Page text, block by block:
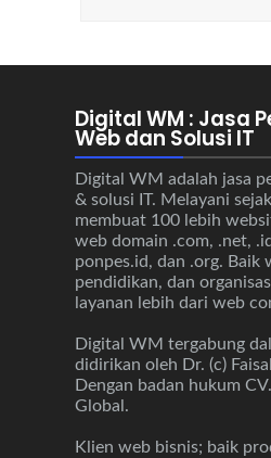
Digital WM : Jasa
Web dan Solusi IT
Digital WM adalah jasa
& solusi IT. Melayani
membuat 100 lebih
web domain .com, .net,
ponpes.id, dan .org. Baik
pendidikan, dan
layanan lebih dari web
Digital WM tergabung
didirikan oleh Dr. (c)
Dengan badan hukum
Global.
Klien web bisnis; baik